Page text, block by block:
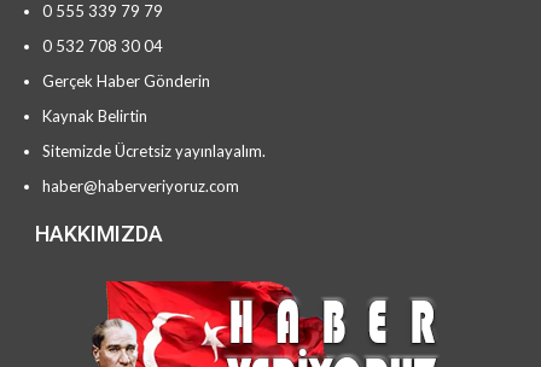
0 555 339 79 79
0 532 708 30 04
Gerçek Haber Gönderin
Kaynak Belirtin
Sitemizde Ücretsiz yayınlayalım.
haber@haberveriyoruz.com
HAKKIMIZDA